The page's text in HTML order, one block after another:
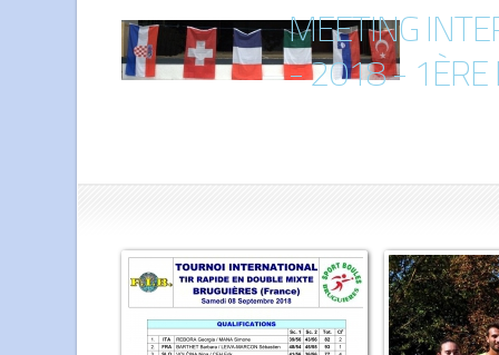
MEETING
- 2018 - 1ÈRE